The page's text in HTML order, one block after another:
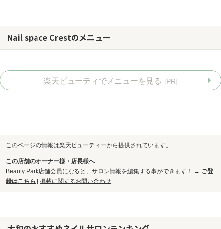
Nail space Crestのメニュー
楽天ビューティでメニューを見る [PR]
このページの情報は楽天ビューティーから提供されています。
この店舗のオーナー様・店長様へ
Beauty Park店舗会員になると、サロン情報を編集する事ができます！ → ご登
録はこちら | 掲載に関するお問い合わせ